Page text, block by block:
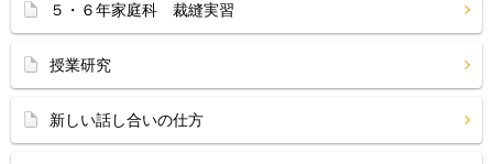
５・６年家庭科 裁縫実習
授業研究
新しい話し合いの仕方